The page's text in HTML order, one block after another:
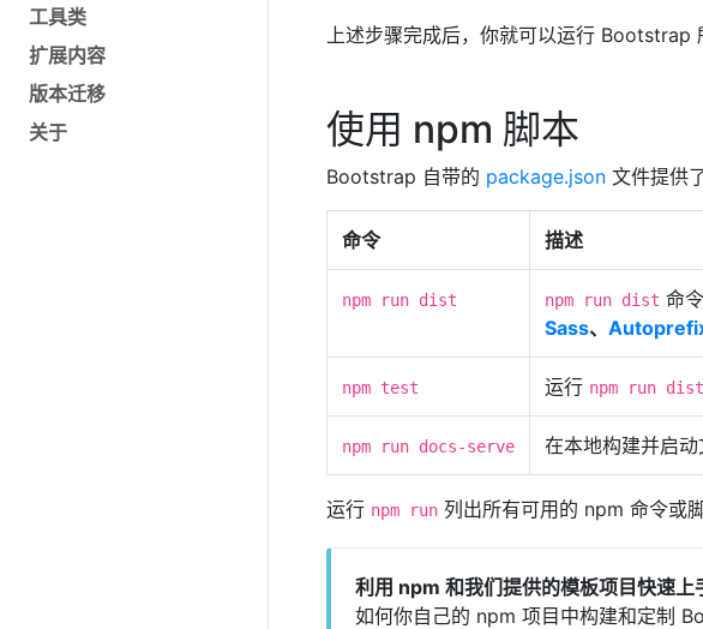
工具类
扩展内容
版本迁移
关于
上述步骤完成后，你就可以运行 Bootstrap
使用 npm 脚本
Bootstrap 自带的 package.json 文件提供
命令 描述
npm run dist npm run dist 命
Sass、
npm test 运行 npm run dist
npm run docs-serve 在本地构建并启动
运行 npm run 列出所有可用的 npm 命令
利用 npm 和我们提供的模板项目快速上
如何你自己的 npm 项目中构建和定制